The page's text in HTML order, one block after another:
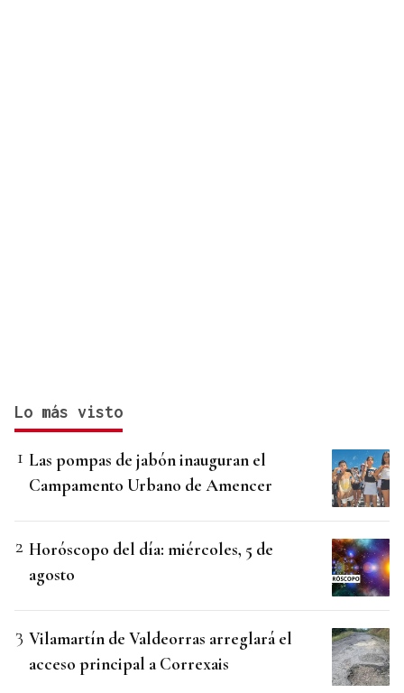
Lo más visto
Las pompas de jabón inauguran el
Campamento Urbano de Amencer
Horóscopo del día: miércoles, 5 de
agosto
Vilamartín de Valdeorras arreglará el
acceso principal a Correxais